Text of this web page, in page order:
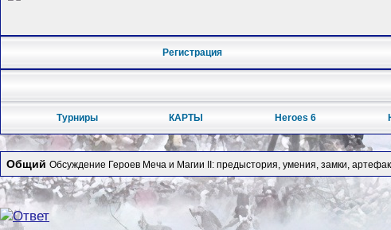
Регистрация
Турниры КАРТЫ Heroes 6
Общий Обсуждение Героев Меча и Магии II: предыстория, умения, замки,